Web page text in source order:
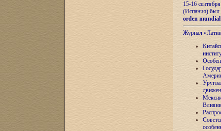
15-16
(Испания) был
orden
Журнал